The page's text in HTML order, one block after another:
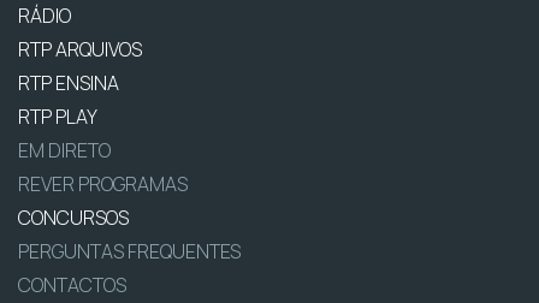
RÁDIO
RTP ARQUIVOS
RTP ENSINA
RTP PLAY
EM DIRETO
REVER PROGRAMAS
CONCURSOS
PERGUNTAS FREQUENTES
CONTACTOS